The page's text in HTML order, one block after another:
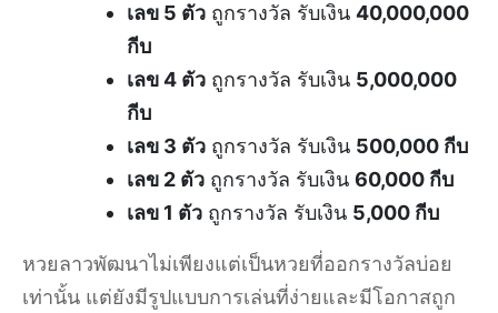
เลข 5 ตัว ถูกรางวัล รับเงิน 40,000,000
กีบ
เลข 4 ตัว ถูกรางวัล รับเงิน 5,000,000
กีบ
เลข 3 ตัว ถูกรางวัล รับเงิน 500,000 กีบ
เลข 2 ตัว ถูกรางวัล รับเงิน 60,000 กีบ
เลข 1 ตัว ถูกรางวัล รับเงิน 5,000 กีบ
หวยลาวพัฒนาไม่เพียงแต่เป็นหวยที่ออกรางวัลบ่อย
เท่านั้น แต่ยังมีรูปแบบการเล่นที่ง่ายและมีโอกาสถูก